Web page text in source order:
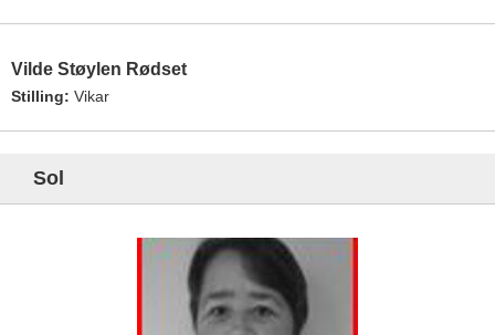
Vilde Støylen Rødset
Stilling: Vikar
Sol